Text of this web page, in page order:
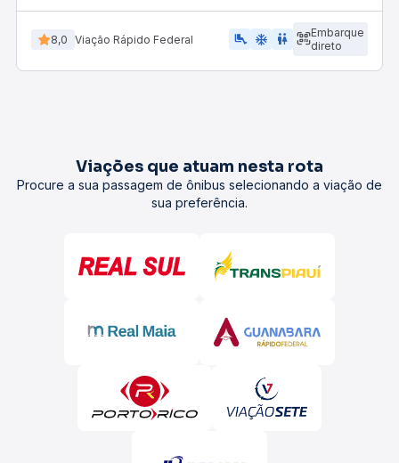
8,0 Viação Rápido Federal airline_seat_legroom_extra ac_unit wc
Embarque
direto
Viações que atuam nesta rota
Procure a sua passagem de ônibus selecionando a viação de
sua preferência.